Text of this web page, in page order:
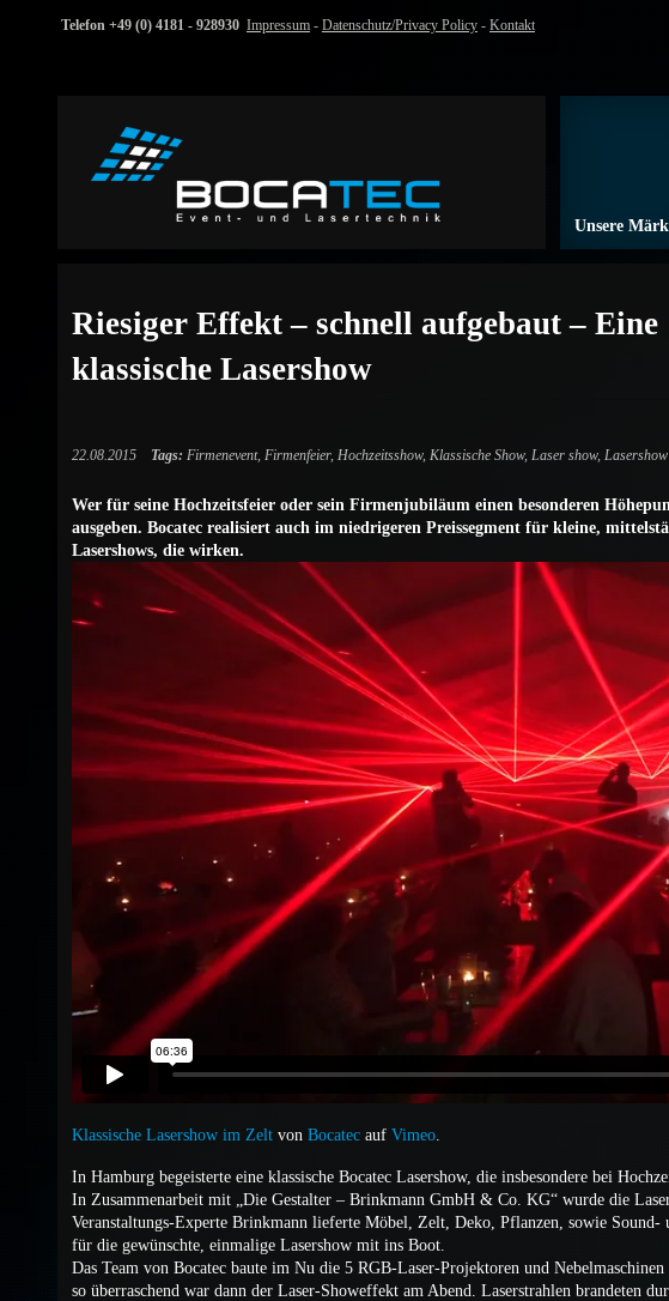
Telefon +49 (0) 4181 - 928930 Impressum - Datenschutz/Privacy Policy - Kontakt
Unsere
Riesiger Effekt – schnell aufgebaut – Eine
klassische Lasershow
22.08.2015 Tags: Firmenevent, Firmenfeier, Hochzeitsshow, Klassische Show, Laser show, Lasershow
Wer für seine Hochzeitsfeier oder sein Firmenjubiläum einen besonderen
ausgeben. Bocatec realisiert auch im niedrigeren Preissegment für kleine,
Lasershows, die wirken.
Klassische Lasershow im Zelt von Bocatec auf Vimeo
In Hamburg begeisterte eine klassische Bocatec Lasershow, die insbesondere bei
In Zusammenarbeit mit „Die Gestalter – Brinkmann GmbH & Co. KG“ wurde die
Veranstaltungs-Experte Brinkmann lieferte Möbel, Zelt, Deko, Pflanzen, sowie
für die gewünschte, einmalige Lasershow mit ins Boot.
Das Team von Bocatec baute im Nu die 5 RGB-Laser-Projektoren und
so überraschend war dann der Laser-Showeffekt am Abend. Laserstrahlen brandeten